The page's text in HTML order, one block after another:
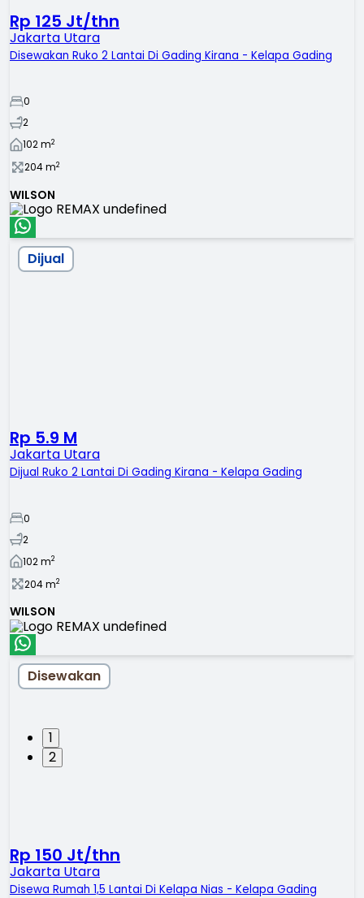
Rp 125 Jt/thn
Jakarta Utara
Disewakan Ruko 2 Lantai Di Gading Kirana - Kelapa Gading
0
2
102m2
204m2
WILSON
Dijual
Rp 5.9 M
Jakarta Utara
Dijual Ruko 2 Lantai Di Gading Kirana - Kelapa Gading
0
2
102m2
204m2
WILSON
1
2
Disewakan
Rp 150 Jt/thn
Jakarta Utara
Disewa Rumah 1,5 Lantai Di Kelapa Nias - Kelapa Gading